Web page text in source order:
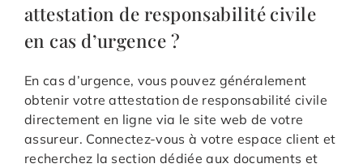
attestation de responsabilité civile
en cas d’urgence ?
En cas d’urgence, vous pouvez généralement
obtenir votre attestation de responsabilité civile
directement en ligne via le site web de votre
assureur. Connectez-vous à votre espace client et
recherchez la section dédiée aux documents et